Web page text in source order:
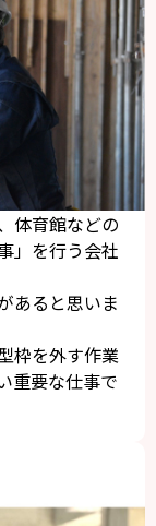
体育館などの
」を行う会社
あると思いま
枠を外す作業
重要な仕事で